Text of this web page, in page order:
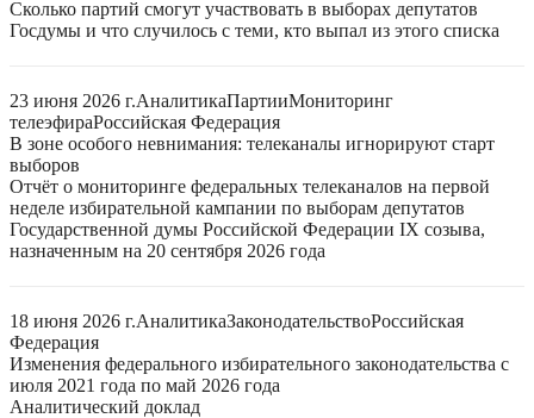
Сколько партий смогут участвовать в выборах депутатов
Госдумы и что случилось с теми, кто выпал из этого списка
23 июня 2026 г.АналитикаПартииМониторинг
телеэфираРоссийская Федерация
В зоне особого невнимания: телеканалы игнорируют старт
выборов
Отчёт о мониторинге федеральных телеканалов на первой
неделе избирательной кампании по выборам депутатов
Государственной думы Российской Федерации IX созыва,
назначенным на 20 сентября 2026 года
18 июня 2026 г.АналитикаЗаконодательствоРоссийская
Федерация
Изменения федерального избирательного законодательства с
июля 2021 года по май 2026 года
Аналитический доклад